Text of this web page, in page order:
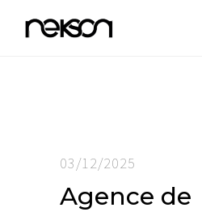
03/12/2025
Agence de